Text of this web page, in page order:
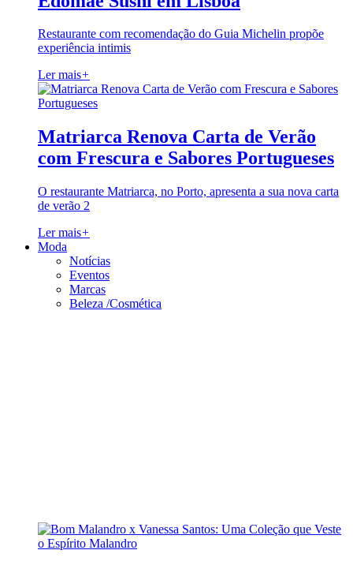
Restaurante com recomendação do Guia Michelin propõe
experiência intimis
Ler mais+
Matriarca Renova Carta de Verão
com Frescura e Sabores Portugueses
O restaurante Matriarca, no Porto, apresenta a sua nova carta
de verão 2
Ler mais+
Moda
Notícias
Eventos
Marcas
Beleza /Cosmética